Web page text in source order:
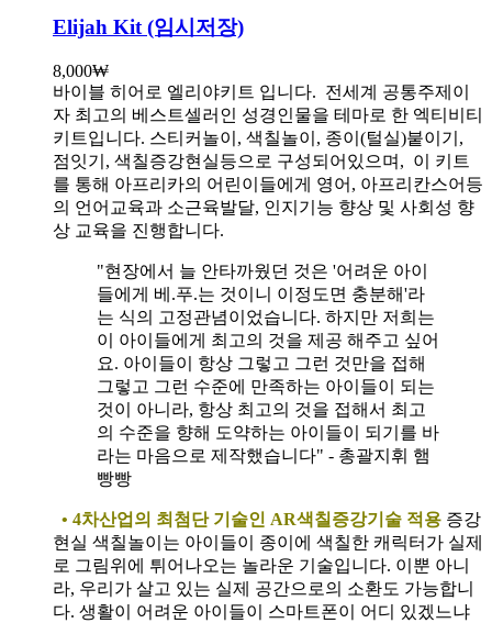
Elijah Kit (임시저장)
8,000₩
바이블 히어로 엘리야키트 입니다. 전세계 공통주제이
자 최고의 베스트셀러인 성경인물을 테마로 한 엑티비티
키트입니다. 스티커놀이, 색칠놀이, 종이(털실)붙이기,
점잇기, 색칠증강현실등으로 구성되어있으며, 이 키트
를 통해 아프리카의 어린이들에게 영어, 아프리칸스어등
의 언어교육과 소근육발달, 인지기능 향상 및 사회성 향
상 교육을 진행합니다.
"현장에서 늘 안타까웠던 것은 '어려운 아이
들에게 베.푸.는 것이니 이정도면 충분해'라
는 식의 고정관념이었습니다. 하지만 저희는
이 아이들에게 최고의 것을 제공 해주고 싶어
요. 아이들이 항상 그렇고 그런 것만을 접해
그렇고 그런 수준에 만족하는 아이들이 되는
것이 아니라, 항상 최고의 것을 접해서 최고
의 수준을 향해 도약하는 아이들이 되기를 바
라는 마음으로 제작했습니다" - 총괄지휘 햄
빵빵
• 4차산업의 최첨단 기술인 AR색칠증강기술 적용 증강
현실 색칠놀이는 아이들이 종이에 색칠한 캐릭터가 실제
로 그림위에 튀어나오는 놀라운 기술입니다. 이뿐 아니
라, 우리가 살고 있는 실제 공간으로의 소환도 가능합니
다. 생활이 어려운 아이들이 스마트폰이 어디 있겠느냐